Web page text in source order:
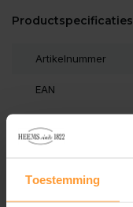
Toestemming
Productspecificaties
Artikelnummer
EAN
Vergelijk